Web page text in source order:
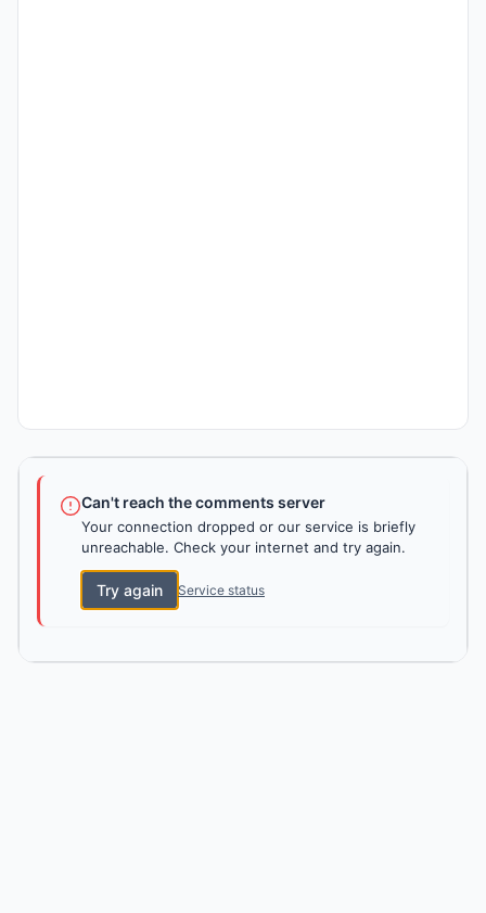
Can't reach the comments server
Your connection dropped or our service is briefly
unreachable. Check your internet and try again.
Try again Service status